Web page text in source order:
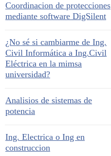
Coordinacion de protecciones
mediante software DigSilent
¿No sé si cambiarme de Ing.
Civil Informática a Ing.Civil
Eléctrica en la mimsa
universidad?
Analisios de sistemas de
potencia
Ing. Electrica o Ing en
construccion